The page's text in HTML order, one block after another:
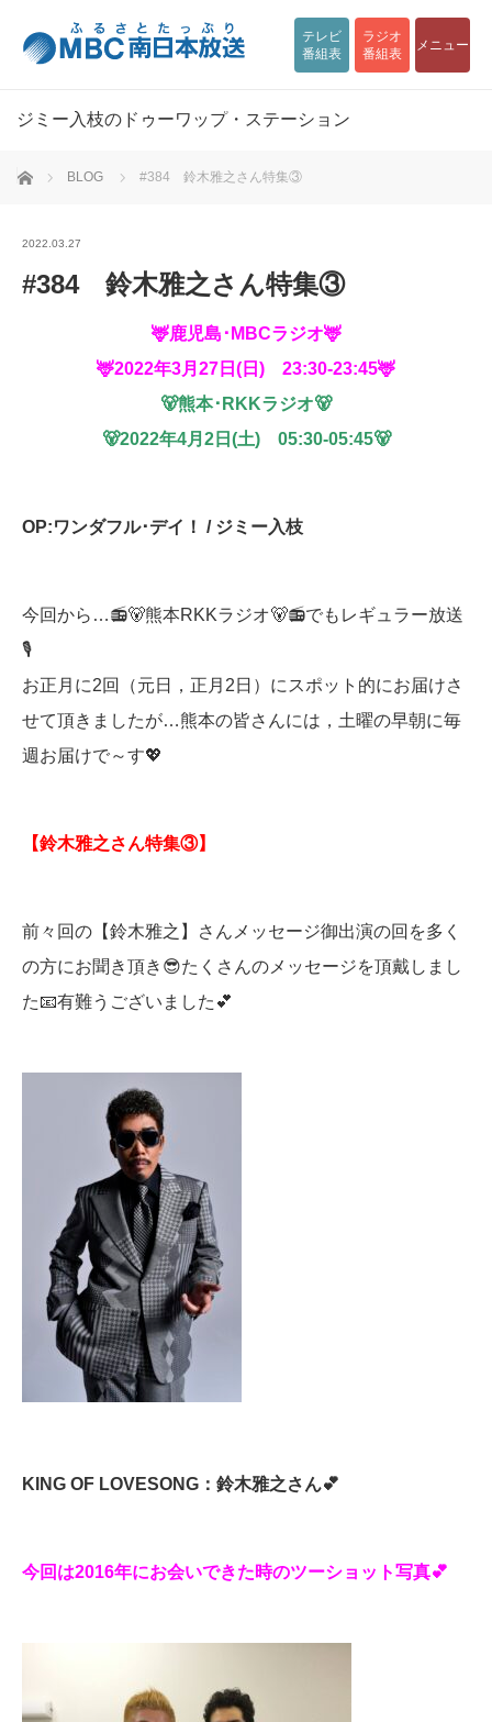
テレビ
番組表
ラジオ
番組表
メニュー
ジミー入枝のドゥーワップ・ステーション
ホーム BLOG #384 鈴木雅之さん特集③
2022.03.27
#384 鈴木雅之さん特集③
🦌鹿児島･MBCラジオ🦌
🦌2022年3月27日(日) 23:30-23:45🦌
🐻熊本･RKKラジオ🐻
🐻2022年4月2日(土) 05:30-05:45🐻
OP:ワンダフル･デイ！ / ジミー入枝
今回から…📻🐻熊本RKKラジオ🐻📻でもレギュラー放送
🎙
お正月に2回（元日，正月2日）にスポット的にお届けさ
せて頂きましたが…熊本の皆さんには，土曜の早朝に毎
週お届けで～す💖
【鈴木雅之さん特集③】
前々回の【鈴木雅之】さんメッセージ御出演の回を多く
の方にお聞き頂き😎たくさんのメッセージを頂戴しまし
た📧有難うございました💕
KING OF LOVESONG ：鈴木雅之さん💕
今回は2016年にお会いできた時のツーショット写真💕